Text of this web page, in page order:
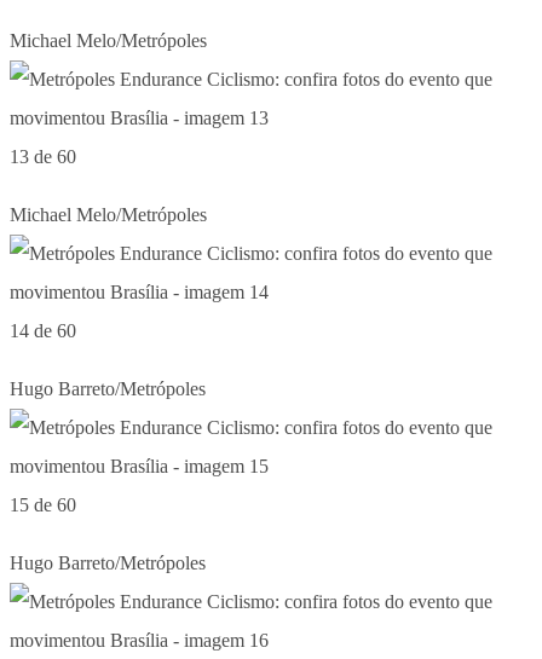
Michael Melo/Metrópoles
13 de 60
Michael Melo/Metrópoles
14 de 60
Hugo Barreto/Metrópoles
15 de 60
Hugo Barreto/Metrópoles